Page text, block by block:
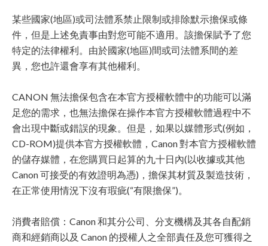
某些國家(地區)或司法體系禁止限制或排除默示擔保或條
件，但是上述免責事由對您可能不適用。該擔保賦予了您
特定的法律權利。由於國家(地區)間或司法體系間的差
異，您也許還會享有其他權利。
CANON 無法擔保包含在本官方授權軟體中的功能可以滿
足您的需求，也無法擔保在操作本官方授權軟體過程中不
會出現中斷或錯誤的現象。但是，如果以媒體形式(例如，
CD-ROM)提供本官方授權軟體，Canon 對本官方授權軟體
的儲存媒體，在您購買日起算的九十日內(以收據或其他
Canon 可接受的有效證明為憑)，擔保其材質及製造技術，
在正常使用情況下沒有瑕疵(“有限擔保”)。
消費者賠償：Canon 和其分公司、分支機構及其各自配銷
商和經銷商以及 Canon 的授權人之全部責任及您可獲得之